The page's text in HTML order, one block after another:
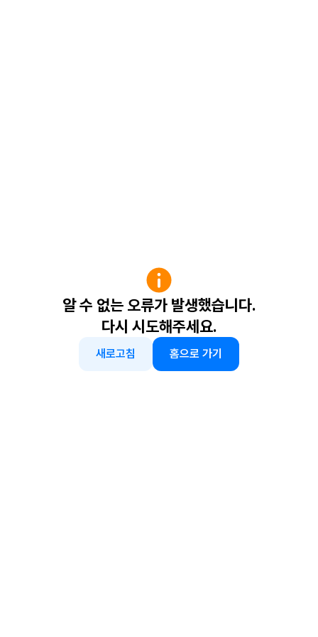
알 수 없는 오류가 발생했습니다.
다시 시도해주세요.
새로고침 홈으로 가기